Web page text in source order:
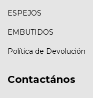
ESPEJOS
EMBUTIDOS
Política de Devolución
Contactános